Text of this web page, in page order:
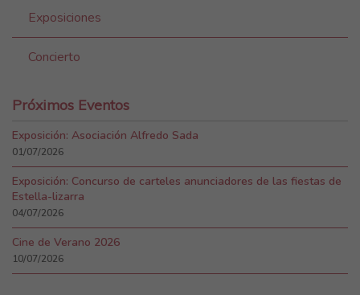
Exposiciones
Concierto
Próximos Eventos
Exposición: Asociación Alfredo Sada
01/07/2026
Exposición: Concurso de carteles anunciadores de las fiestas de
Estella-lizarra
04/07/2026
Cine de Verano 2026
10/07/2026